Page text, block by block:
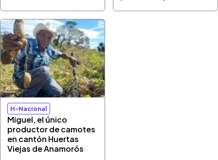
H-Nacional
Miguel, el único
productor de camotes
en cantón Huertas
Viejas de Anamorós